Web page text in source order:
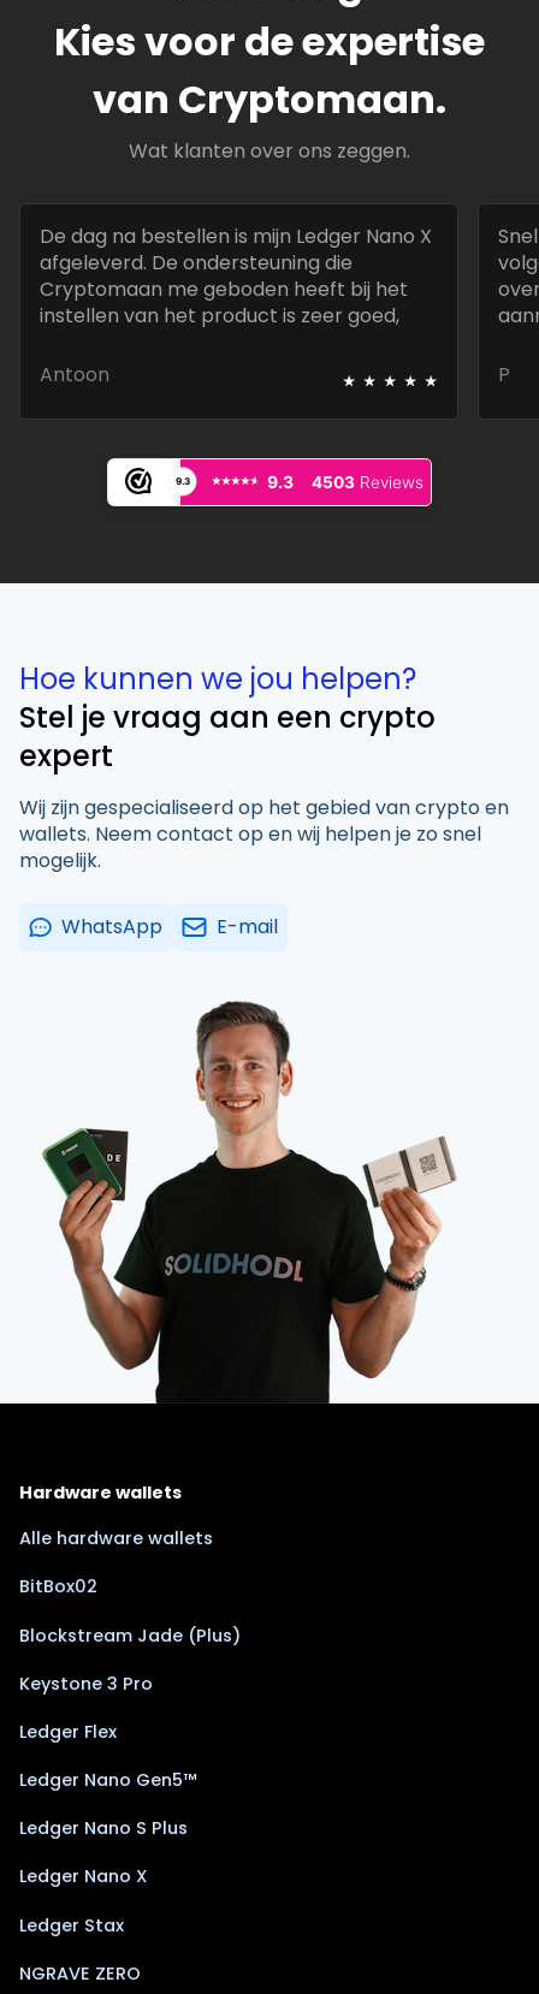
Kies voor de expertise
van Cryptomaan.
Wat klanten over ons zeggen.
De dag na bestellen is mijn Ledger Nano X
afgeleverd. De ondersteuning die
Cryptomaan me geboden heeft bij het
instellen van het product is zeer goed,
Antoon
⭑ ⭑ ⭑ ⭑ ⭑
P
9.3 ⭑⭑⭑⭑⭑
⭑⭑⭑⭑⭑ 9.3 4503Reviews
Hoe kunnen we jou helpen?
Stel je vraag aan een crypto
expert
Wij zijn gespecialiseerd op het gebied van crypto en
wallets. Neem contact op en wij helpen je zo snel
mogelijk.
WhatsApp E-mail
Hardware wallets
Alle hardware wallets
BitBox02
Blockstream Jade (Plus)
Keystone 3 Pro
Ledger Flex
Ledger Nano Gen5™
Ledger Nano S Plus
Ledger Nano X
Ledger Stax
NGRAVE ZERO